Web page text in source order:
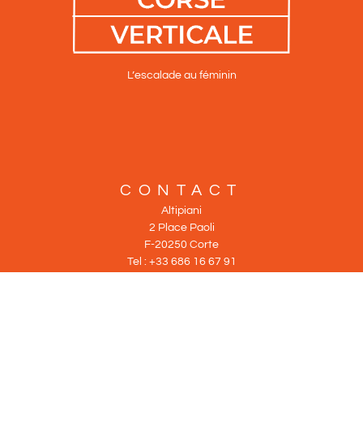
L’escalade au féminin
CONTACT
Altipiani
2 Place Paoli
F-20250 Corte
Tel : +33 686 16 67 91